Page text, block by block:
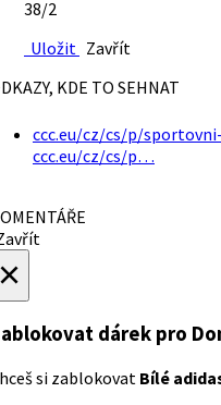
38/2
Uložit Zavřít
KDE TO SEHNAT
ccc.eu/cz/cs/p/
ccc.eu/cz/cs/p…
dárek pro
si zablokovat Bílé